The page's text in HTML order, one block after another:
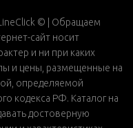
© | Обращаем
сайт носит
и ни при каких
и цены, размещенные на
определяемой
кодекса РФ. Каталог на
достоверную